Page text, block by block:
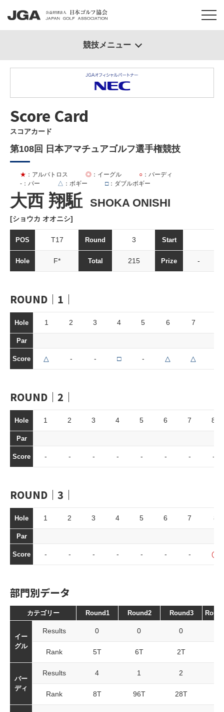
Score Card
スコアカード
第108回 日本アマチュアゴルフ選手権競技
大西 翔駈 SHOKA ONISHI
[ショウカ オオニシ]
★ ：アルバトロス ◎ ：イーグル ○ ：バーディ
- ：パー △ ：ボギー □：ダブルボギー
POS T17 Round 3 Start
Hole F* Total 215 Prize -
ROUND｜1｜
Hole 1 2 3 4 5 6 7
Par
Score △ - - □ - △ △
ROUND｜2｜
Hole 1 2 3 4 5 6 7 8
Par
Score - - - - - - - -
ROUND｜3｜
Hole 1 2 3 4 5 6 7 8
Par
Score - - - - - - - ◯
部門別データ
カテゴリー Round1 Round2 Round3
イー
グル
Results 0 0 0
Rank 5T 6T 2T
バー
ディ
Results 4 1 2
Rank 8T 96T 28T
競技メニュー